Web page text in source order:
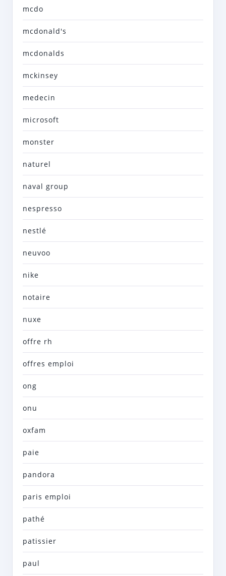
mcdo
mcdonald's
mcdonalds
mckinsey
medecin
microsoft
monster
naturel
naval group
nespresso
nestlé
neuvoo
nike
notaire
nuxe
offre rh
offres emploi
ong
onu
oxfam
paie
pandora
paris emploi
pathé
patissier
paul